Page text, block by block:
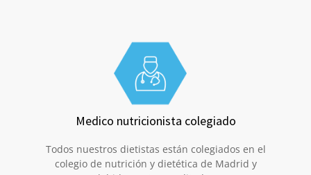
Medico nutricionista colegiado
Todos nuestros dietistas están colegiados en el
colegio de nutrición y dietética de Madrid y